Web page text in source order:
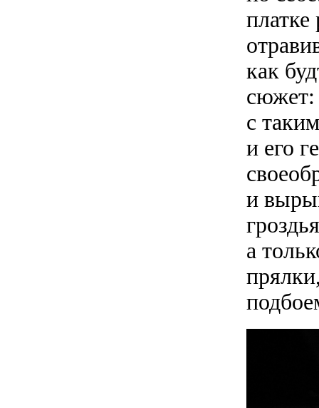
как
сюжет:
с
и его
и
а